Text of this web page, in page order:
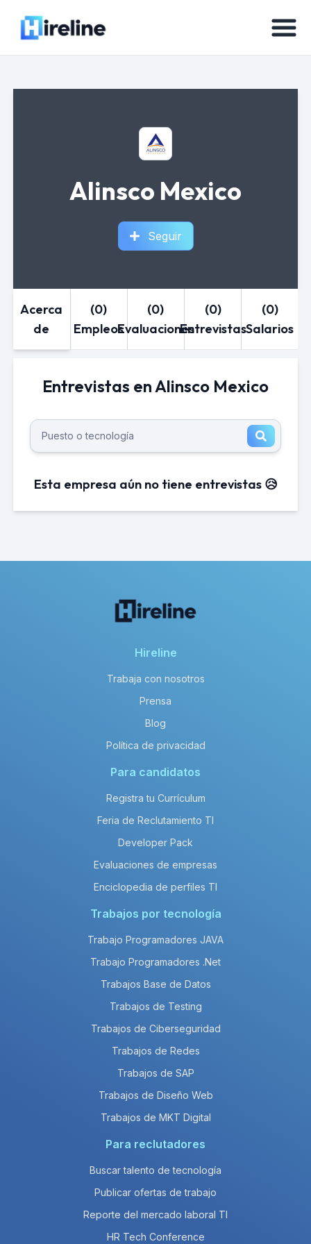
Alinsco Mexico
Seguir
Acerca
de
(0)
Empleos
(0)
Evaluaciones
(0)
Entrevistas
(0)
Salarios
Entrevistas en Alinsco Mexico
Esta empresa aún no tiene entrevistas 😥
Hireline
Trabaja con nosotros
Prensa
Blog
Política de privacidad
Para candidatos
Registra tu Currículum
Feria de Reclutamiento TI
Developer Pack
Evaluaciones de empresas
Enciclopedia de perfiles TI
Trabajos por tecnología
Trabajo Programadores JAVA
Trabajo Programadores .Net
Trabajos Base de Datos
Trabajos de Testing
Trabajos de Ciberseguridad
Trabajos de Redes
Trabajos de SAP
Trabajos de Diseño Web
Trabajos de MKT Digital
Para reclutadores
Buscar talento de tecnología
Publicar ofertas de trabajo
Reporte del mercado laboral TI
HR Tech Conference